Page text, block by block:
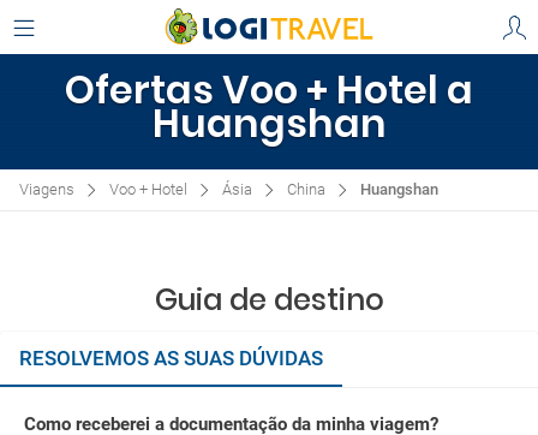
Ofertas Voo + Hotel a
Huangshan
Viagens Voo + Hotel Ásia China Huangshan
Guia de destino
RESOLVEMOS AS SUAS DÚVIDAS
Como receberei a documentação da minha viagem?